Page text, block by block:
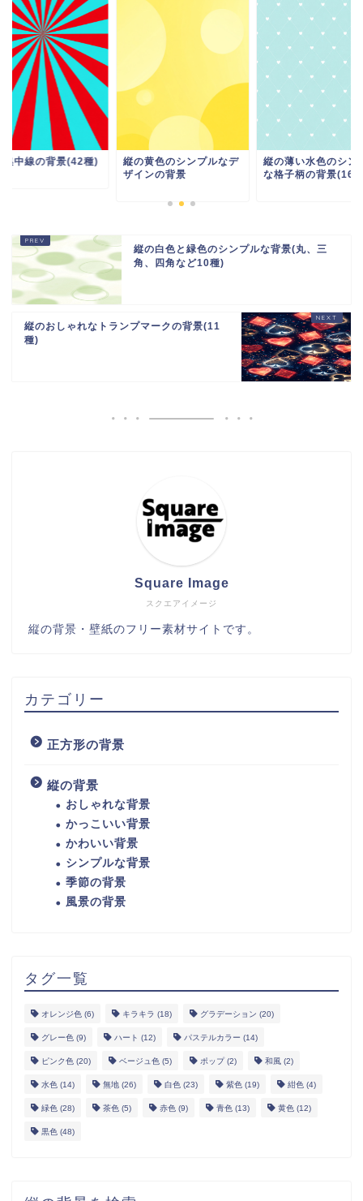
集中線の背景(42種)
縦の黄色のシンプルなデ
ザインの背景
縦の薄い水色のシン
な格子柄の背景(16
縦の白色と緑色のシンプルな背景(丸、三
角、四角など10種)
縦のおしゃれなトランプマークの背景(11
種)
スクエアイメージ
Square Image
縦の背景・壁紙のフリー素材サイトです。
カテゴリー
正方形の背景
縦の背景
おしゃれな背景
かっこいい背景
かわいい背景
シンプルな背景
季節の背景
風景の背景
タグ一覧
オレンジ色 (6) キラキラ (18) グラデーション (20)
グレー色 (9) ハート (12) パステルカラー (14)
ピンク色 (20) ベージュ色 (5) ポップ(2) 和風 (2)
水色 (14) 無地 (26) 白色 (23) 紫色 (19) 紺色 (4)
緑色 (28) 茶色 (5) 赤色 (9) 青色 (13) 黄色 (12)
黒色 (48)